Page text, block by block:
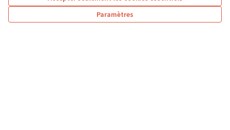
Paramètres